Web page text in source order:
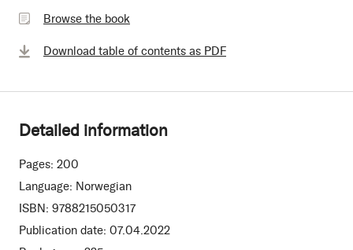
bookBrowse the book
Download table of contents as PDF
Detailed information
Pages: 200
Language: Norwegian
ISBN: 9788215050317
Publication date: 07.04.2022